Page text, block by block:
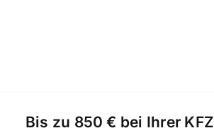
Bis zu 850 € bei Ihrer KFZ